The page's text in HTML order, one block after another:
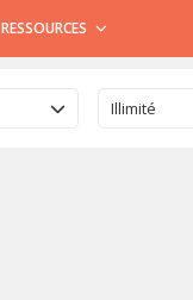
RESSOURCES
Illimité